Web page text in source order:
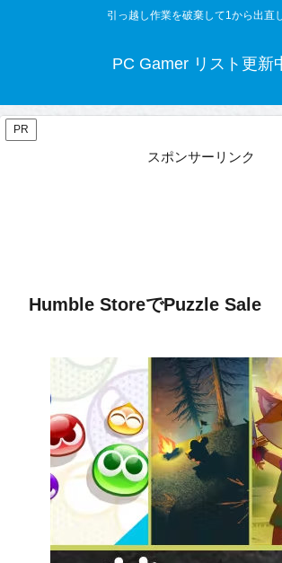
引っ越し作業を破棄して1から出直
PC Gamer リスト更新
PR
スポンサーリンク
Humble StoreでPuzzle Sale